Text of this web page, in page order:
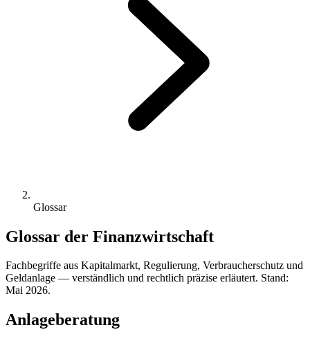
Glossar
Glossar der Finanzwirtschaft
Fachbegriffe aus Kapitalmarkt, Regulierung, Verbraucherschutz und
Geldanlage — verständlich und rechtlich präzise erläutert. Stand:
Mai 2026.
Anlageberatung